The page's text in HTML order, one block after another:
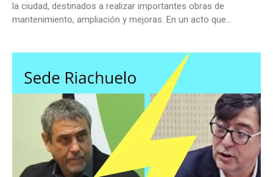
la ciudad, destinados a realizar importantes obras de
mantenimiento, ampliación y mejoras. En un acto que...